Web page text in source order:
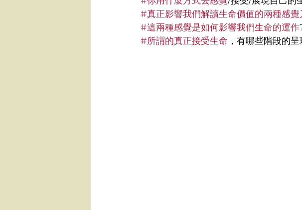
#真正影響我們解讀生命價值的兩種感覺
#這兩種感覺是如何影響我們生命的運作
#所謂的真正接受生命 ，有哪些階段的呈